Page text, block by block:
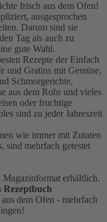
frisch aus dem Ofen!
ausgesprochen
Darum sind sie
Tag als auch zu
gute Wahl.
Rezepte der Einfach
und Gratins mit Gemüse,
Schmorgerichte,
aus dem Rohr und vieles
oder fruchtige
sind zu jeder Jahreszeit
wie immer mit Zutaten
sind mehrfach getestet
erhältlich.
dem Ofen - mehrfach